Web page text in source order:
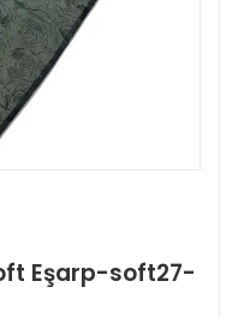
Eşarp-soft27-